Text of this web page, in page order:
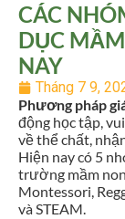
CÁC
DỤC
NAY
Tháng 7 9,
Phương pháp
động học tập,
về thể chất,
Hiện nay có 5
trường mầm
Montessori,
và STEAM.